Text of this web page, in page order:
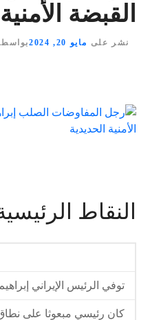
القبضة
نشر على مايو 20, 2024
النقاط
توفي الرئيس الإيراني إبراهيم
كان رئيسي مبعوثا على